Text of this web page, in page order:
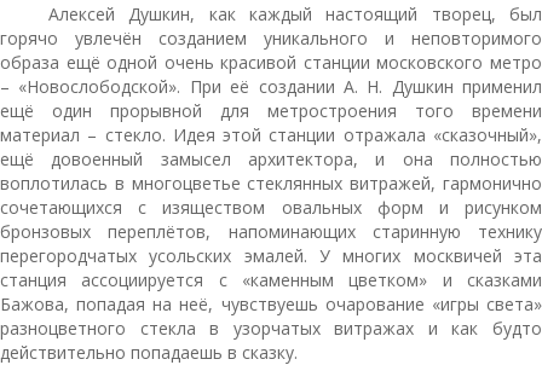
Алексей Душкин, как каждый настоящий творец, был
горячо увлечён созданием уникального и неповторимого
образа ещё одной очень красивой станции московского метро
– «Новослободской». При её создании А. Н. Душкин применил
ещё один прорывной для метростроения того времени
материал – стекло. Идея этой станции отражала «сказочный»,
ещё довоенный замысел архитектора, и она полностью
воплотилась в многоцветье стеклянных витражей, гармонично
сочетающихся с изяществом овальных форм и рисунком
бронзовых переплётов, напоминающих старинную технику
перегородчатых усольских эмалей. У многих москвичей эта
станция ассоциируется с «каменным цветком» и сказками
Бажова, попадая на неё, чувствуешь очарование «игры света»
разноцветного стекла в узорчатых витражах и как будто
действительно попадаешь в сказку.